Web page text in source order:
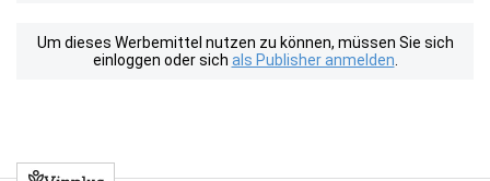
Um dieses Werbemittel nutzen zu können, müssen Sie sich
einloggen oder sich als Publisher anmelden